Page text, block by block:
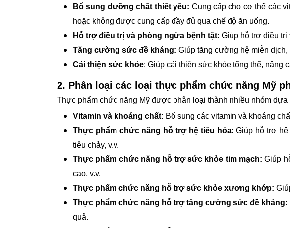
Bổ sung dưỡng chất thiết yếu: Cung cấp cho cơ thể các
hoặc không được cung cấp đầy đủ qua chế độ ăn uống.
Hỗ trợ điều trị và phòng ngừa bệnh tật: Giúp hỗ trợ điều trị
Tăng cường sức đề kháng: Giúp tăng cường hệ miễn
Cải thiện sức khỏe: Giúp cải thiện sức khỏe tổng thể, nâng
2. Phân loại các loại thực phẩm chức năng Mỹ
Thực phẩm chức năng Mỹ được phân loại thành nhiều nhóm dựa
Vitamin và khoáng chất: Bổ sung các vitamin và khoáng
Thực phẩm chức năng hỗ trợ hệ tiêu hóa: Giúp hỗ trợ hệ
tiêu chảy, v.v.
Thực phẩm chức năng hỗ trợ sức khỏe tim mạch: Giúp
cao, v.v.
Thực phẩm chức năng hỗ trợ sức khỏe xương khớp:
Thực phẩm chức năng hỗ trợ tăng cường sức đề kháng:
quả.